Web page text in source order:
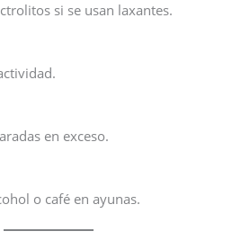
si se usan laxantes.
en exceso.
o café en ayunas.